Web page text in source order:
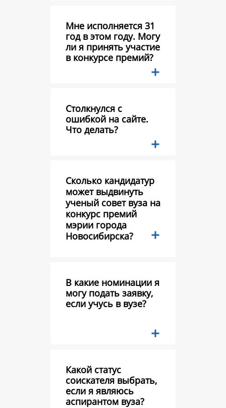
Мне исполняется 31
год в этом году. Могу
ли я принять участие
в конкурсе премий?
Столкнулся с
ошибкой на сайте.
Что делать?
Сколько кандидатур
может выдвинуть
ученый совет вуза на
конкурс премий
мэрии города
Новосибирска?
В какие номинации я
могу подать заявку,
если учусь в вузе?
Какой статус
соискателя выбрать,
если я являюсь
аспирантом вуза?